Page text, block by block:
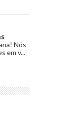
Nós
em v...